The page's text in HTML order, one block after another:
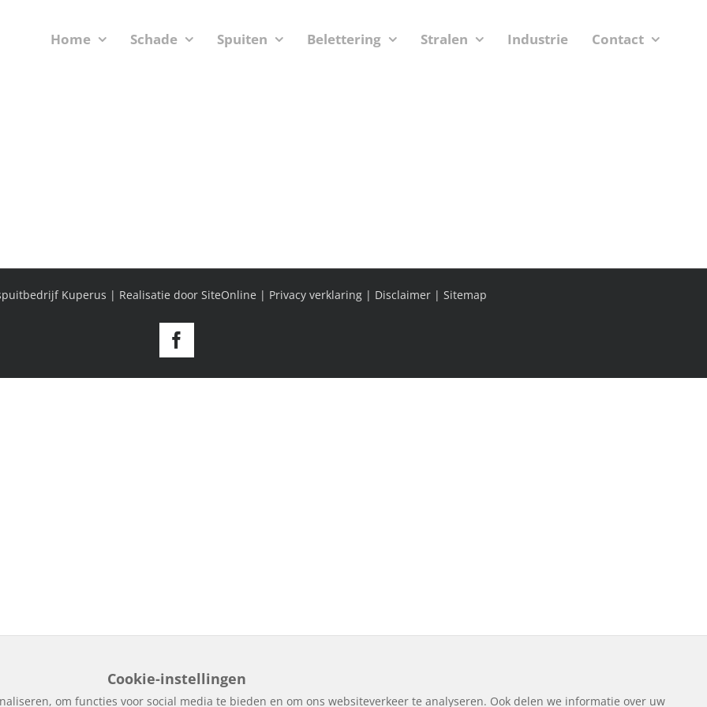
Home Schade Spuiten Belettering Stralen Industrie Contact
Kuperus | Realisatie door SiteOnline | Privacy verklaring | Disclaimer | Sitemap
Facebook
Cookie-instellingen
om functies voor social media te bieden en om ons websiteverkeer te analyseren. Ook delen we informatie over uw